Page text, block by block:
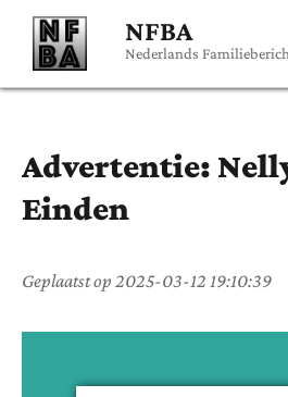
NFBA
Nederlands
Advertentie:
Einden
Geplaatst op 2025-03-12 19:10:39